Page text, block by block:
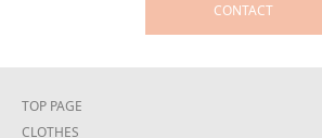
CONTACT
TOP PAGE
CLOTHES